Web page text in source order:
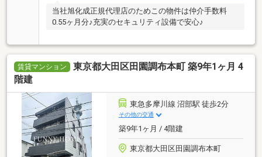
当社旭化成正規代理店のためこの物件は仲介手数料
0.55ヶ月分♪充実のセキュリティ設備で安心♪
賃貸マンション
東京都大田区田園調布本町 築9年1ヶ月 4
階建
東急多摩川線 沼部駅 徒歩2分
その他の交通
築9年1ヶ月 / 4階建
東京都大田区田園調布本町